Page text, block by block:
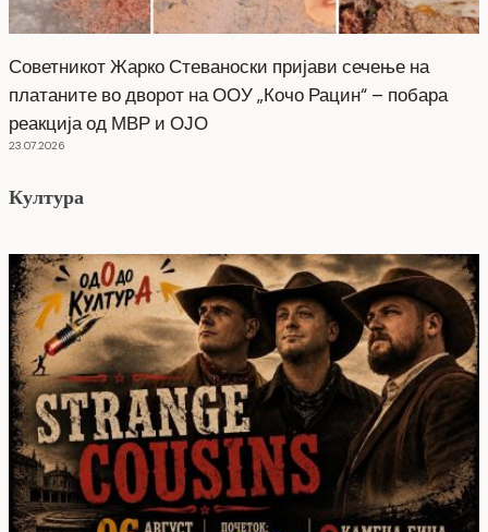
Советникот Жарко Стеваноски пријави сечење на
платаните во дворот на ООУ „Кочо Рацин“ – побара
реакција од МВР и ОЈО
23.07.2026
Култура